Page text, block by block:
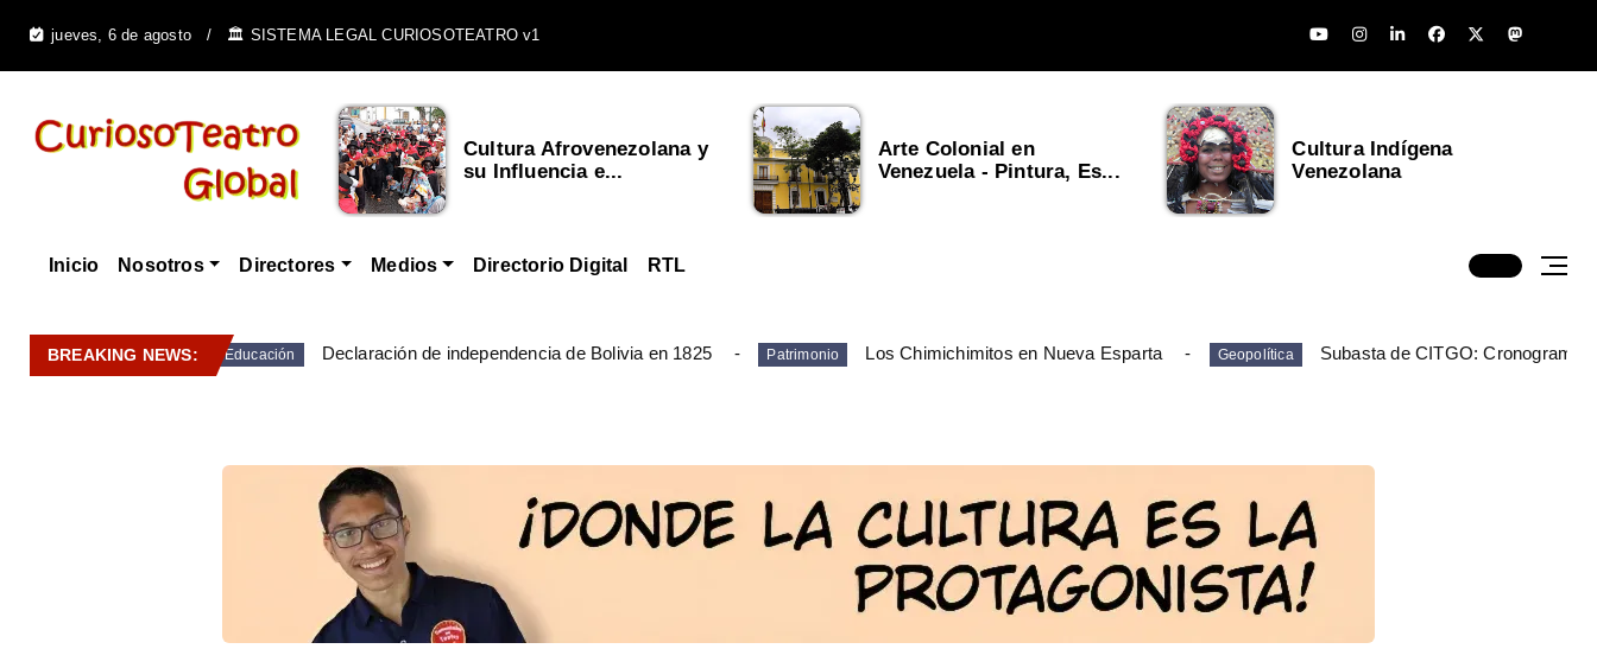
jueves, 6 de agosto 🏛️ SISTEMA LEGAL CURIOSOTEATRO v1
Cultura Afrovenezolana y
su Influencia e...
Arte Colonial en
Venezuela - Pintura, Es...
Cultura Indígena
Venezolana
Inicio Nosotros Directores Medios Directorio Digital RTL
BREAKING NEWS: Educación Declaración de independencia de Bolivia en 1825 Patrimonio Los Chimichimitos en Nueva Esparta Geopolítica Subasta de CITGO: Cronograma